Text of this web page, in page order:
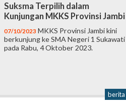
Suksma Terpilih dalam
Kunjungan MKKS Provinsi Jambi
07/10/2023 MKKS Provinsi Jambi kini
berkunjung ke SMA Negeri 1 Sukawati
pada Rabu, 4 Oktober 2023.
berita